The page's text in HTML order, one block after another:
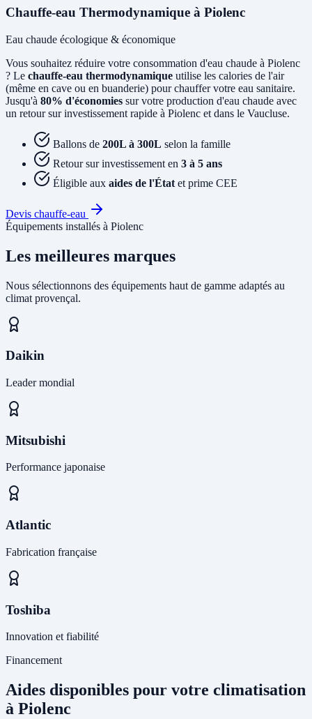
Chauffe-eau Thermodynamique à Piolenc
Eau chaude écologique & économique
Vous souhaitez réduire votre consommation d'eau chaude à Piolenc
? Le chauffe-eau thermodynamique utilise les calories de l'air
(même en cave ou en buanderie) pour chauffer votre eau sanitaire.
Jusqu'à 80% d'économies sur votre production d'eau chaude avec
un retour sur investissement rapide à Piolenc et dans le Vaucluse.
Ballons de 200L à 300L selon la famille
Retour sur investissement en 3 à 5 ans
Éligible aux aides de l'État et prime CEE
Devis chauffe-eau
Équipements installés à Piolenc
Les meilleures marques
Nous sélectionnons des équipements haut de gamme adaptés au
climat provençal.
Daikin
Leader mondial
Mitsubishi
Performance japonaise
Atlantic
Fabrication française
Toshiba
Innovation et fiabilité
Financement
Aides disponibles pour votre climatisation
à Piolenc